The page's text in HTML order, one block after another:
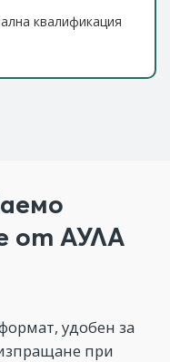
квалификация
от АУЛА
удобен за
при